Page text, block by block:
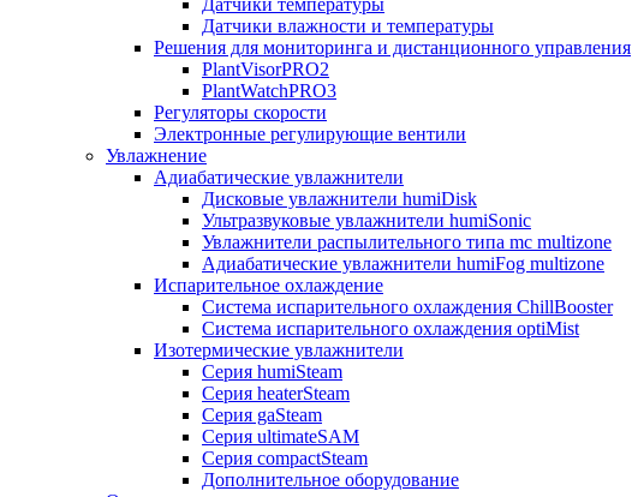
Датчики температуры
Датчики влажности и температуры
Решения для мониторинга и дистанционного управления
PlantVisorPRO2
PlantWatchPRO3
Регуляторы скорости
Электронные регулирующие вентили
Увлажнение
Адиабатические увлажнители
Дисковые увлажнители humiDisk
Ультразвуковые увлажнители humiSonic
Увлажнители распылительного типа mc multizone
Адиабатические увлажнители humiFog multizone
Испарительное охлаждение
Система испарительного охлаждения ChillBooster
Система испарительного охлаждения optiMist
Изотермические увлажнители
Серия humiSteam
Серия heaterSteam
Серия gaSteam
Серия ultimateSAM
Серия compactSteam
Дополнительное оборудование